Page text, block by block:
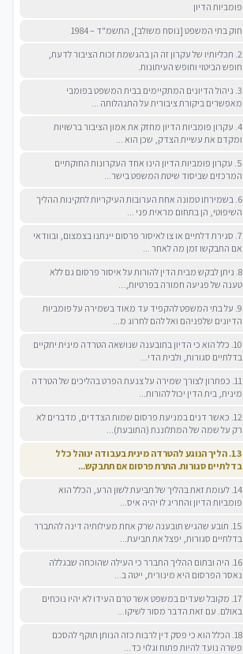
פומביות הדיון
חוק בתי המשפט [נוסח משולב], התשמ"ד – 1984
2. תכליותיו של עקרון זה הן בהגשמת זכות הציבור לדעת,
חופש הביטוי וחופש העיתונות.
3. ניהול הדיונים המתקיימים בבית המשפט בפומבי
מאפשרים ביקורת ציבורית על התנהלותה ...
4. עקרון פומביות הדיון מחזק את אמון הציבור ברשויות
ומקדם את עשיית הצדק, שכן הוא ...
5. עקרון פומביות הדיון הינו אחד העקרונות החוקתיים
המרכזים שביסוד שיטת המשפט בישר...
6. בשמירתו טמונה אחת הערובות העיקריות לתקינות ההליך
השיפוטי, הן בתחום מראית פני ...
7. סגירת דלתיים או צו לאיסור פרסום יינתנו בצמצום, ובוודאי
אם התבקשו זמן מה לאחר ...
8. ניתן לבקש מבית הדין להורות על איסור פרסום גם ללא
טענה של פגיעה חמורה בפרטיות,...
9. על בתי המשפט להקפיד עד מאוד בשמירה על פומביות
הדיונים שלפניהם ואל להם לחרוג מ...
10. כלל הוא כי הדיון בתובענה שנושאה הטרדה מינית יתקיים
בדלתיים סגורות, ולבית הדי...
11. כפתרון לצורך שמירה על צנעת הפרט בהליכים של הטרדה
מינית, בית הדין יכול להורות...
12. כאשר דנים במניעת פרסום שמות הצדדים, מדברים לא
רק על שמה של המתלוננת (התובעת)...
13. הליך הנוגע להטרדה מינית בעבודה ינוהל כלל
בדלתיים סגורות. התרת פרסום אם תתבקש...
14. לעומת זאת בהליך של תביעת לשון הרע, הכלל הוא
פומביות הדיון והחריג לו יהיה איס...
15. תובע שהגיש תובענה שרק אחת מעילותיה דינה להתברר
בדלתיים סגורות, יפצל את תביעת...
16. היה ובתום ההליך התברר כי העילה שהוכחה שבגללה
נאסר הפרסום היא מינורית, ייטה ב...
17. מקובל שעדים במשפט אשר טרם העידו לא יהיו נוכחים
באולם. עם זאת הדבר מסור לשיקו...
18. הכלל הוא כי פסק דין לרבות כזה הנותן תוקף להסכם
פשרה נועד להיות פתוח וגלוי כד...